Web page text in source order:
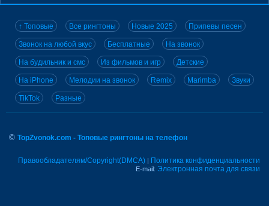
↑ Топовые Все рингтоны Новые 2025 Припевы песен
Звонок на любой вкус Бесплатные На звонок
На будильник и смс Из фильмов и игр Детские
На iPhone Мелодии на звонок Remix Marimba Звуки
TikTok Разные
© TopZvonok.com - Топовые рингтоны на телефон
Правообладателям/Copyright(DMCA) | Политика конфиденциальности
E-mail: Электронная почта для связи